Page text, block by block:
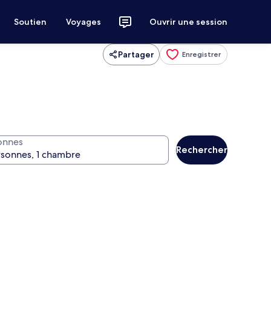
Soutien Voyages Ouvrir une session
Partager Enregistrer
Rechercher